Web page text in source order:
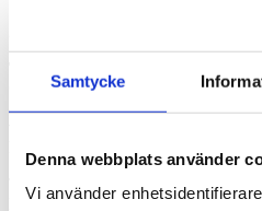
Samtycke
Denna webbplats använder
Vi använder
Göteborgin Kålltorpissa.
asumisoikeusasuntoa yli 55-
Tengbomin voittajaehdotus
kutsukilpailun ehdotuksesta.